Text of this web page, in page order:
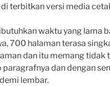
terbitkan versi media
waktu yang lama
700 halaman terasa
dan itu memang tidak
paragrafnya dan dengan
lembar.